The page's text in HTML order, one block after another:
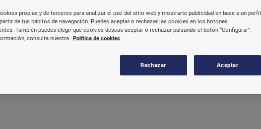
personal, belleza y salud
propias y de terceros para analizar el uso del sitio web y mostrarte publicidad en base a un perfil
de tus hábitos de navegación. Puedes aceptar o rechazar las cookies en los botones
También puedes elegir que cookies deseas aceptar o rechazar pulsando el botón “Configurar”.
consulta nuestra Política de cookies
Rechazar Aceptar